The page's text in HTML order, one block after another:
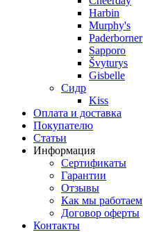
Harbin
Murphy's
Paderborner
Sapporo
Švyturys
Gisbelle
Сидр
Kiss
Оплата и доставка
Покупателю
Статьи
Информация
Сертификаты
Гарантии
Отзывы
Как мы работаем
Договор оферты
Контакты